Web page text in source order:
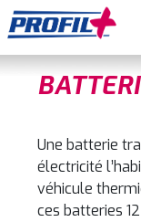
Une batterie
électricité
véhicule
ces batteries